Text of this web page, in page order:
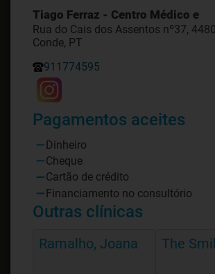
Tiago Ferraz - Centro Médico e
Rua do Cais dos Assentos nº37,
Conde, PT
911774595
Pagamentos aceites
Dinheiro
Cheque
Cartão de crédito
Financiamento no consultório
Outras clínicas
Ramalho, Joana The